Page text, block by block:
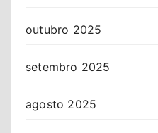
outubro 2025
setembro 2025
agosto 2025